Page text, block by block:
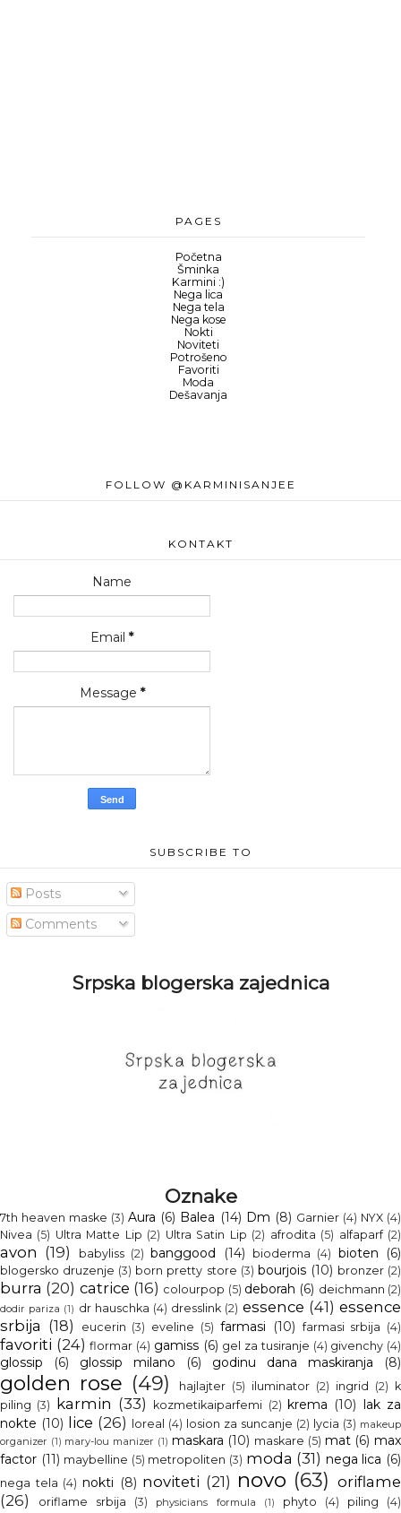
PAGES
Početna
Šminka
Karmini :)
Nega lica
Nega tela
Nega kose
Nokti
Noviteti
Potrošeno
Favoriti
Moda
Dešavanja
FOLLOW @KARMINISANJEE
KONTAKT
Name
Email *
Message *
SUBSCRIBE TO
Posts
Comments
Srpska blogerska zajednica
Oznake
7th heaven maske (3) Aura (6) Balea (14) Dm (8) Garnier (4) NYX (4)
Nivea (5) Ultra Matte Lip (2) Ultra Satin Lip (2) afrodita (5) alfaparf (2)
avon (19) babyliss (2) banggood (14) bioderma (4) bioten (6)
blogersko druzenje (3) born pretty store (3) bourjois (10) bronzer (2)
burra (20) catrice (16) colourpop (5) deborah (6) deichmann (2)
dodir pariza (1) dr hauschka (4) dresslink (2) essence (41) essence
srbija (18) eucerin (3) eveline (5) farmasi (10) farmasi srbija (4)
favoriti (24) flormar (4) gamiss (6) gel za tusiranje (4) givenchy (4)
glossip (6) glossip milano (6) godinu dana maskiranja (8)
golden rose (49) hajlajter (5) iluminator (2) ingrid (2)
k
piling (3) karmin (33) kozmetikaiparfemi (2) krema (10) lak za
nokte (10) lice (26) loreal (4) losion za suncanje (2) lycia (3) makeup
organizer (1) mary-lou manizer (1) maskara (10) maskare (5) mat (6) max
factor (11) maybelline (5) metropoliten (3) moda (31) nega lica (6)
nega tela (4) nokti (8) noviteti (21) novo (63) oriflame
(26)
oriflame srbija (3) physicians formula (1) phyto (4) piling (4)